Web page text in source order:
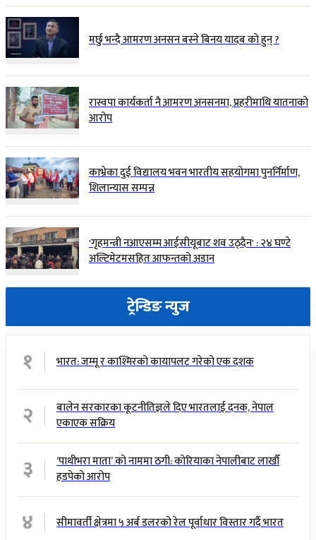
मर्छु भन्दै आमरण अनसन बस्ने बिनय यादब को हुन् ?
रास्वपा कार्यकर्ता नै आमरण अनसनमा, प्रहरीमाथि यातनाको
आरोप
काभ्रेका दुई विद्यालय भवन भारतीय सहयोगमा पुनर्निर्माण,
शिलान्यास सम्पन्न
'गृहमन्त्री नआएसम्म आईसीयूबाट शव उठ्दैन' : २४ घण्टे
अल्टिमेटमसहित आफन्तको अडान
ट्रेन्डिङ न्युज
१ भारत: जम्मू र काश्मिरको कायापलट गरेको एक दशक
२
बालेन सरकारका कूटनीतिज्ञले दिए भारतलाई दनक, नेपाल
एकाएक सक्रिय
३
‘पाथीभरा माता’ को नाममा ठगी: कोरियाका नेपालीबाट लाखौँ
हडपेको आरोप
४ सीमावर्ती क्षेत्रमा ५ अर्ब डलरको रेल पूर्वाधार विस्तार गर्दै भारत